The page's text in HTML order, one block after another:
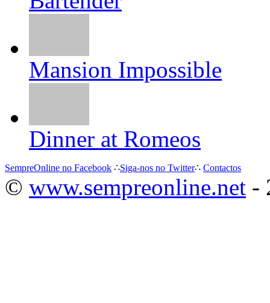
Mansion Impossible
Dinner at Romeos
SempreOnline no Facebook ∴Siga-nos no Twitter∴ Contactos
© www.sempreonline.net -